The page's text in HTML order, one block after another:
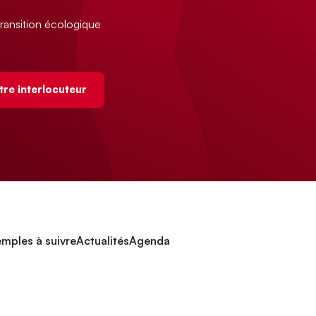
écologique
interlocuteur
à suivreActualitésAgenda